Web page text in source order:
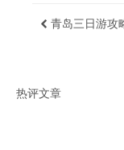
青岛三日游攻
热评文章